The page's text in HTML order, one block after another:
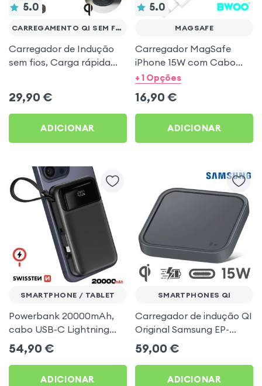
5.0
CARREGAMENTO QI SEM FIOS
Carregador de Indução
sem fios, Carga rápida
29,90 €
ADICIONAR
5.0
MAGSAFE
Carregador MagSafe
iPhone 15W com Cabo
USB-C 1m – Bwoo Branco
+ 1 Opções
16,90 €
ADICIONAR
SMARTPHONE / TABLET
Powerbank 20000mAh,
cabo USB-C Lightning
integrado Preto
54,90 €
ADICIONAR
SMARTPHONES QI
Carregador de indução QI
Original Samsung EP-
P2400, Carregador Sem
fios ultra Rápido 15W -
preto
59,00 €
ADICIONAR